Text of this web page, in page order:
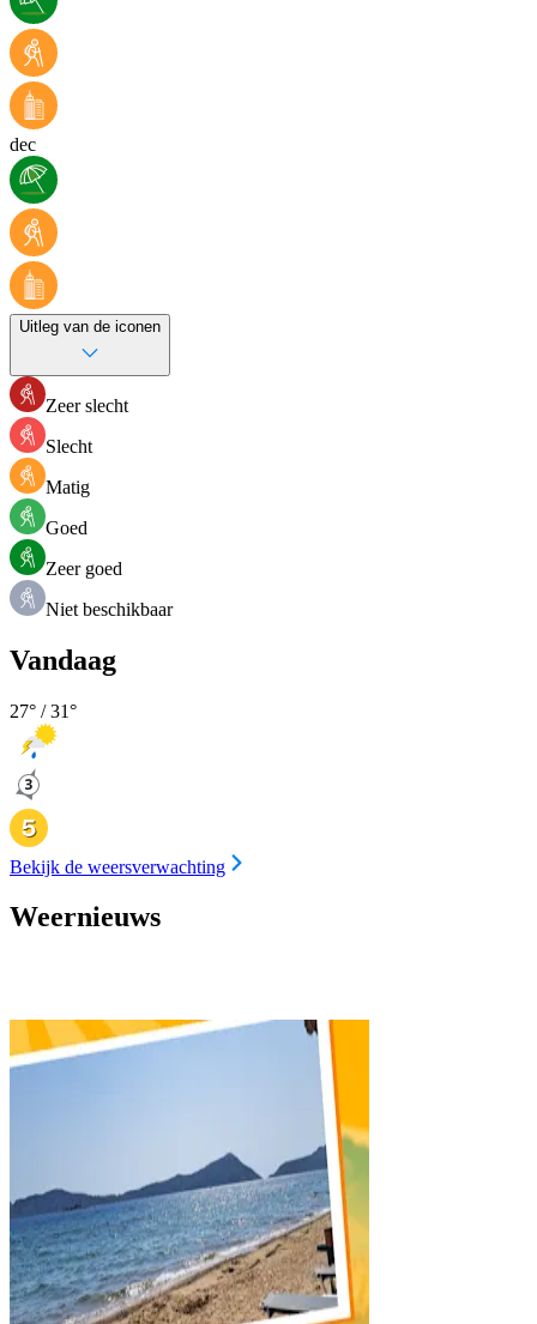
dec
Uitleg van de iconen
Zeer slecht
Slecht
Matig
Goed
Zeer goed
Niet beschikbaar
Vandaag
27° /31°
Bekijk de weersverwachting
Weernieuws